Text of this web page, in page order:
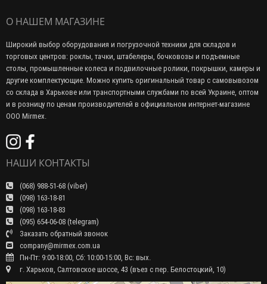
О НАШЕМ МАГАЗИНЕ
Широкий выбор оборудования и погрузочной техники для складов и
торговых центров: роклы, тачки, штабелеры, бочковозы и подъемные
столы, промышленные колеса и подвилочные ролики, покрышки, камеры и
другие комплектующие. Можно купить оригинальный товар с самовывозом
со склада в Харькове или транспортными службами по всей Украине, оптом
и в розницу по ценам производителей в официальном интернет-магазине
ООО Mirmex.
НАШИ КОНТАКТЫ
(068) 988-51-68 (viber)
(098) 163-18-81
(098) 163-18-83
(095) 654-06-08 (telegram)
Заказать обратный звонок
company@mirmex.com.ua
Пн-Пт: 9:00-18:00, Сб: 10:00-15:00, Вс: вых.
г. Харьков, Салтовское шоссе, 43 (въез с пер. Белостоцкий, 10)